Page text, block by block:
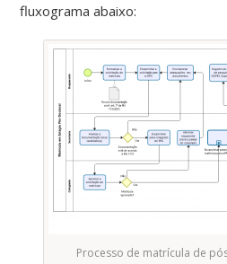
fluxograma abaixo:
Processo de matrícula de